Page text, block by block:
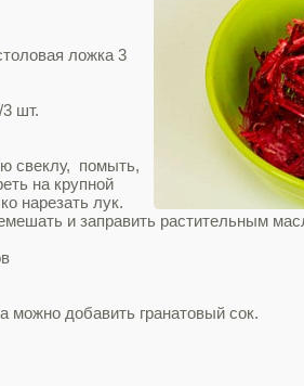
ложка 3
шт.
свеклу, помыть,
на крупной
нарезать лук.
и заправить растительным
можно добавить гранатовый сок.